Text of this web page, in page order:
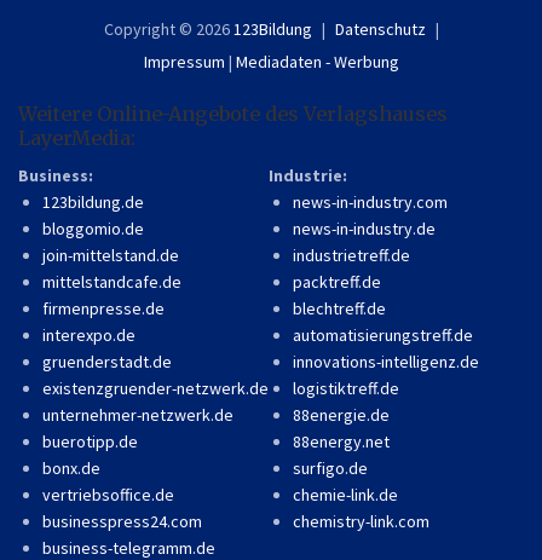
Copyright © 2026 123Bildung
Datenschutz
Impressum | Mediadaten - Werbung
Weitere Online-Angebote des Verlagshauses
LayerMedia:
Business:
123bildung.de
bloggomio.de
join-mittelstand.de
mittelstandcafe.de
firmenpresse.de
interexpo.de
gruenderstadt.de
existenzgruender-netzwerk.de
unternehmer-netzwerk.de
buerotipp.de
bonx.de
vertriebsoffice.de
businesspress24.com
business-telegramm.de
Industrie:
news-in-industry.com
news-in-industry.de
industrietreff.de
packtreff.de
blechtreff.de
automatisierungstreff.de
innovations-intelligenz.de
logistiktreff.de
88energie.de
88energy.net
surfigo.de
chemie-link.de
chemistry-link.com